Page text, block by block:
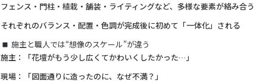
フェンス・門柱・植栽・舗装・ライティングなど、多様な要素が絡み合う
それぞれのバランス・配置・色調が完成後に初めて「一体化」される
施主と職人では“想像のスケール”が違う
施主：「花壇がもう少し広くてかわいくしたかった…」
現場：「図面通りに造ったのに、なぜ不満？」